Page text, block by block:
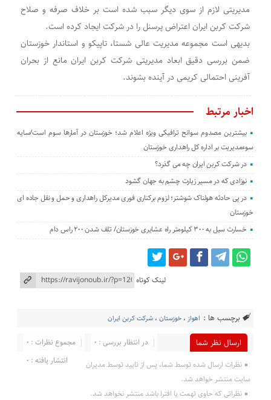
مدیریتی لازم از سوی دیگر سبب شده است بر خلاف صرفه و صلاح
شرکت کربن ایران اعتراض پرسنل را در شرکت ایجاد کرده است.
بدیهی است مجموعه مدیریت عالی شستا، تاپیکو و استاندار خوزستان
ضمن بررسی دقیق ابعاد مدیریتی شرکت کربن ایران مانع از بحران
آفرینی احتمالی کریمی در آینده بشوند.
اخبار مرتبط
بیشترین مصدوم سوانح ترافیکی ویژه اعلام شد؛ خوزستان در آمارها سوم است/سایه
سوءمدیریت بر اداره کل راهداری خوزستان
در شرکت کربن ایران چه می گذرد؟
نوزادی که در مسیر زیارت چشم به جهان گشود
در پی حادثه هولناک شوشتر؛ لزوم برکناری فوری مدیرکل راهداری و حمل و نقل جاده ای
خوزستان
خسارت سیل به ۳۰۰ کیلومتر راه عشایری خوزستان/ تلف شدن ۲۰۰ راس دام
لینک کوتاه
برچسب ها : اهواز ،خوزستان ،شرکت کربن ایران
ارسال نظر شما مجموع نظرات : 0
در انتظار بررسی : 0
انتشار یافته : 0
نظرات ارسال شده توسط شما، پس از تایید توسط مدیران
سایت منتشر خواهد شد.
نظراتی که حاوی تهمت یا افترا باشد منتشر نخواهد شد.